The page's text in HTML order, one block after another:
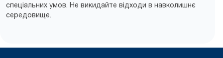
спеціальних умов. Не викидайте відходи в навколишнє
середовище.